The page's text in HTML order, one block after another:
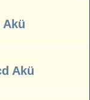
Akü
Akü